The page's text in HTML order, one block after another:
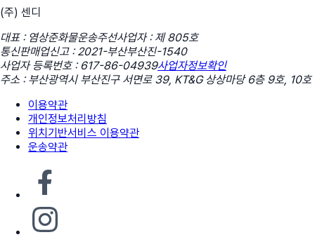
(주) 센디
대표 : 염상준화물운송주선사업자 : 제 805호
통신판매업신고 : 2021-부산부산진-1540
사업자 등록번호 : 617-86-04939사업자정보확인
주소 : 부산광역시 부산진구 서면로 39, KT&G 상상마당 6층 9호, 10호
이용약관
개인정보처리방침
위치기반서비스 이용약관
운송약관